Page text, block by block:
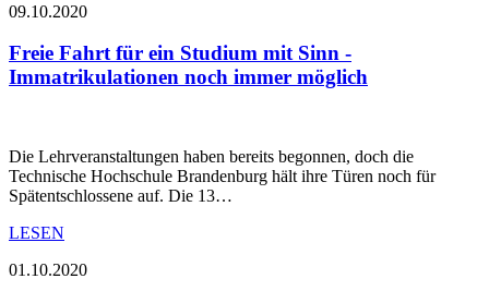
09.10.2020
Freie Fahrt für ein Studium mit Sinn -
Immatrikulationen noch immer möglich
Die Lehrveranstaltungen haben bereits begonnen, doch die
Technische Hochschule Brandenburg hält ihre Türen noch für
Spätentschlossene auf. Die 13…
LESEN
01.10.2020